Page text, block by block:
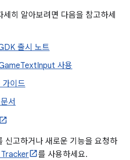
세히 알아보려면 다음을 참고하세
출시 노트
사용
이드
서
고하거나 새로운 기능을 요청하
를 사용하세요.